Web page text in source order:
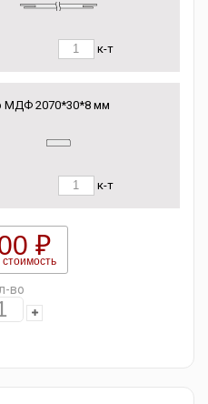
к-т
МДФ 2070*30*8 мм
к-т
₽
стоимость
во